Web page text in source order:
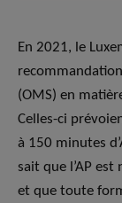
En 2021, le
(OMS) en
Celles-ci
à 150 minutes
sait que l’AP
et que toute